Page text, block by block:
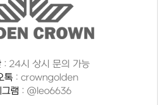
: 24시 상시 문의 가능
톡: crowngolden
램 : @leo6636